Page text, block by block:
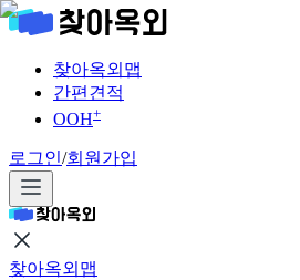
찾아옥외맵
간편견적
OOH+
로그인/회원가입
찾아옥외맵